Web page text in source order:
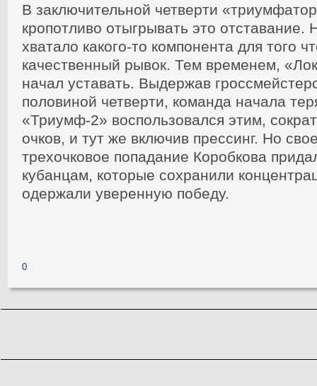
В заключительной четверти
кропотливо отыгрывать это отставание.
хватало какого-то компонента для того
качественный рывок. Тем временем,
начал уставать. Выдержав
половиной четверти, команда начала
«Триумф-2» воспользовался этим,
очков, и тут же включив прессинг. Но
трехочковое попадание Коробкова
кубанцам, которые сохранили
одержали уверенную победу.
0